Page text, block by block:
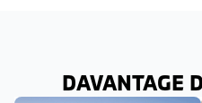
DAVANTAGE